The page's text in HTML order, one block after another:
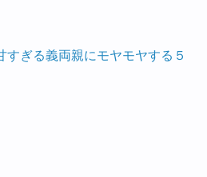
すぎる義両親にモヤモヤする５